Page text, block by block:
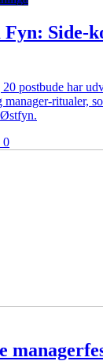
Side-
postbude har
ritualer,
Østfyn.
0